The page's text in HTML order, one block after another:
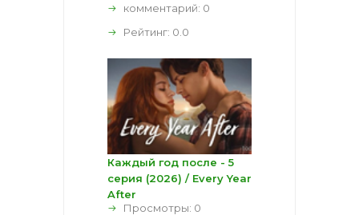
комментарий: 0
Рейтинг: 0.0
Каждый год после - 5
серия (2026) / Every Year
After
Просмотры: 0